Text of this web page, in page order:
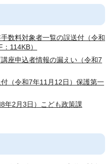
数料対象者一覧の誤送付（令和
114KB）
座申込者情報の漏えい（令和7
（令和7年11月12日）保護第一
年2月3日）こども政策課